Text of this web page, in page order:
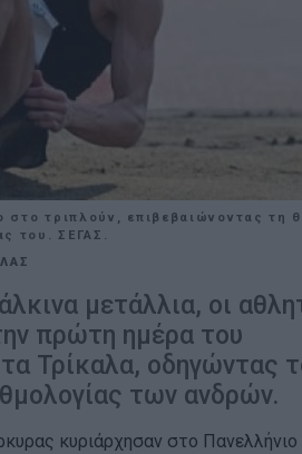
τριπλούν, επιβεβαιώνοντας τη
του. ΣΕΓΑΣ.
μετάλλια, οι
πρώτη ημέρα του
Τρίκαλα, οδηγώντας
των ανδρών.
κυριάρχησαν στο Πανελλήνιο